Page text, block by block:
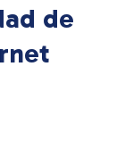
de